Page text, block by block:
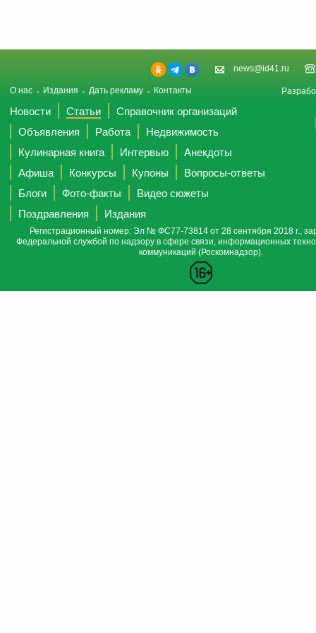
news@id41.ru
О нас Издания Дать рекламу Контакты
Новости Статьи
Справочник организаций
Объявления
Работа
Недвижимость
Кулинарная книга
Интервью
Анекдоты
Афиша
Конкурсы Купоны
Вопросы-ответы
Блоги
Фото-факты
Видео сюжеты
Поздравления
Издания
Регистрационный номер: Эл № ФС77-73814 от 28 сентября 2018 г.,
Федеральной службой по надзору в сфере связи, информационных
коммуникаций (Роскомнадзор).